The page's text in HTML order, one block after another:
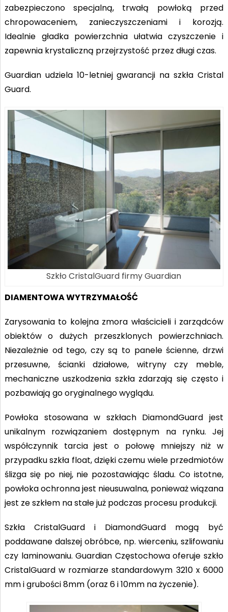
zabezpieczono specjalną, trwałą powłoką przed
chropowaceniem, zanieczyszczeniami i korozją.
Idealnie gładka powierzchnia ułatwia czyszczenie i
zapewnia krystaliczną przejrzystość przez długi czas.
Guardian udziela 10-letniej gwarancji na szkła Cristal
Guard.
Szkło CristalGuard firmy Guardian
DIAMENTOWA WYTRZYMAŁOŚĆ
Zarysowania to kolejna zmora właścicieli i zarządców
obiektów o dużych przeszklonych powierzchniach.
Niezależnie od tego, czy są to panele ścienne, drzwi
przesuwne, ścianki działowe, witryny czy meble,
mechaniczne uszkodzenia szkła zdarzają się częstoi
pozbawiają go oryginalnego wyglądu.
Powłoka stosowana w szkłach DiamondGuard jest
unikalnym rozwiązaniem dostępnym na rynku. Jej
współczynnik tarcia jest o połowę mniejszy niż w
przypadku szkła float, dzięki czemu wiele przedmiotów
ślizga się po niej, nie pozostawiając śladu. Co istotne,
powłoka ochronna jest nieusuwalna, ponieważ wiązana
jest ze szkłem na stałe już podczas procesu produkcji.
Szkła CristalGuard i DiamondGuard mogą być
poddawane dalszej obróbce, np. wierceniu, szlifowaniu
czy laminowaniu. Guardian Częstochowa oferuje szkło
CristalGuard w rozmiarze standardowym 3210 x 6000
mm i grubości 8mm (oraz 6 i 10mm na życzenie).